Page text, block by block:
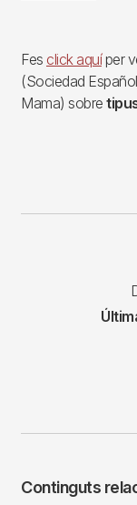
Fes click aquíper
(Sociedad
Mama) sobre
Continguts